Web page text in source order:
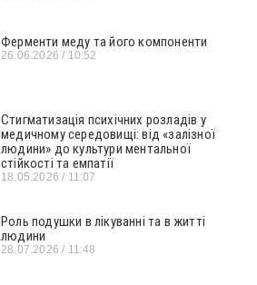
Ферменти меду та його компоненти
26.06.2026 10:52
Стигматизація психічних розладів у
медичному середовищі: від «залізної
людини» до культури ментальної
стійкості та емпатії
18.05.2026 11:07
Роль подушки в лікуванні та в житті
людини
28.07.2026 11:48